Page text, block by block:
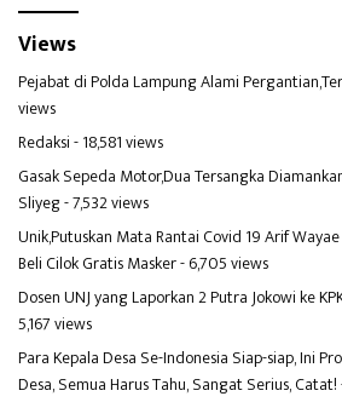
Views
Pejabat di Polda Lampung Alami
views
Redaksi- 18,581 views
Gasak Sepeda Motor,Dua Tersangka
Sliyeg- 7,532 views
Unik,Putuskan Mata Rantai Covid 19 Arif
Beli Cilok Gratis Masker- 6,705 views
Dosen UNJ yang Laporkan 2 Putra Jokowi ke
5,167 views
Para Kepala Desa Se-Indonesia Siap-siap, Ini
Desa, Semua Harus Tahu, Sangat Serius, Catat!